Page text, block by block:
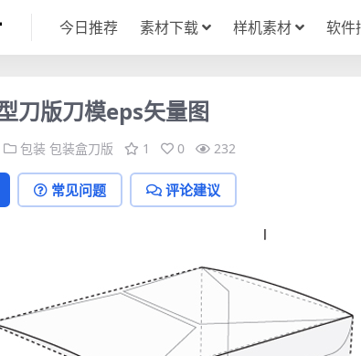
今日推荐 素材下载 样机素材 软件
刀版刀模eps矢量图
包装 包装盒刀版 1 0 232
常见问题 评论建议